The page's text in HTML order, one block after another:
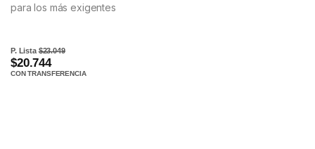
para los más exigentes
P. Lista$23.049
$20.744
CON TRANSFERENCIA